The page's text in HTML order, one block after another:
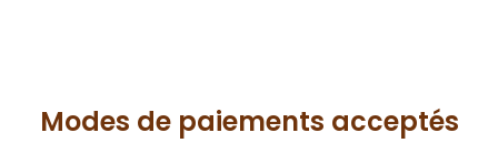
Modes de paiements acceptés